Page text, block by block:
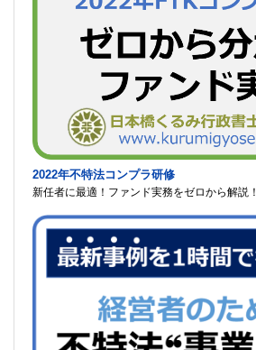
2022年不特法コンプラ研修
新任者に最適！ファンド実務をゼロから解説！